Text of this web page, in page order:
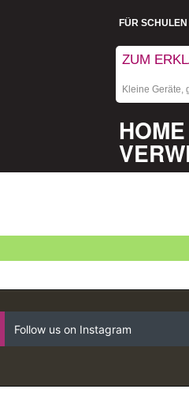
FÜR SCHULEN
ZUM
Kleine Geräte,
HOME
Follow us on Instagram